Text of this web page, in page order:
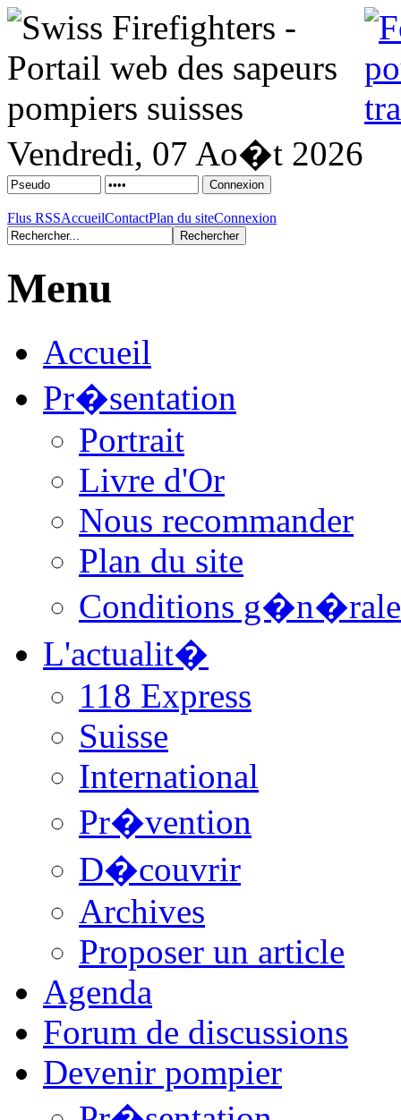
Vendredi, 07 Ao�t 2026
Flus RSSAccueilContactPlan du siteConnexion
Menu
Accueil
Pr�sentation
Portrait
Livre d'Or
Nous recommander
Plan du site
Conditions
L'actualit�
118 Express
Suisse
International
Pr�vention
D�couvrir
Archives
Proposer un article
Agenda
Forum de discussions
Devenir pompier